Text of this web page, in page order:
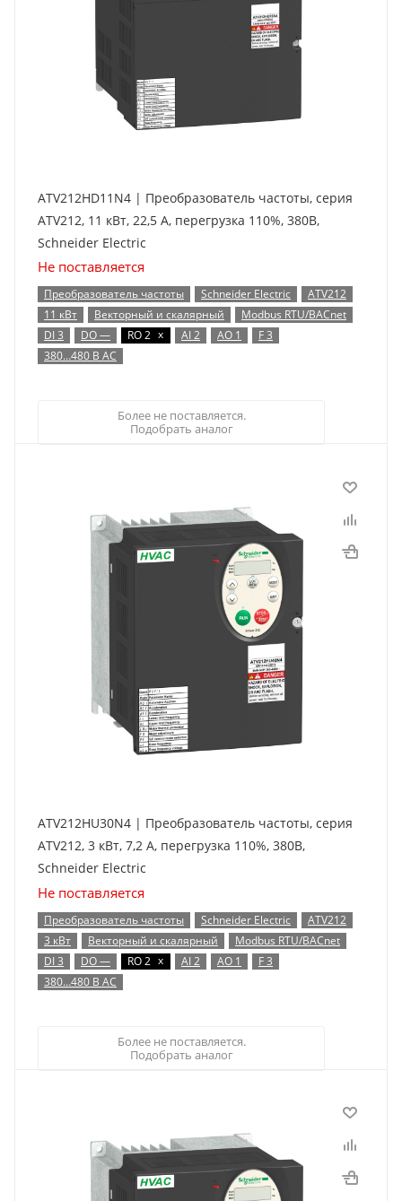
ATV212HD11N4 | Преобразователь частоты, серия
ATV212, 11 кВт, 22,5 А, перегрузка 110%, 380B,
Schneider Electric
Не поставляется
Преобразователь частоты Schneider Electric
ATV212
11 кВт
Векторный и скалярный
Modbus RTU/BACnet
DI 3
DO — RO 2 x AI 2 AO 1
F 3
380…480 В AC
Более не поставляется.
Подобрать аналог
ATV212HU30N4 | Преобразователь частоты, серия
ATV212, 3 кВт, 7,2 А, перегрузка 110%, 380B,
Schneider Electric
Не поставляется
Преобразователь частоты Schneider Electric
ATV212
3 кВт
Векторный и скалярный
Modbus RTU/BACnet
DI 3
DO — RO 2 x AI 2 AO 1
F 3
380…480 В AC
Более не поставляется.
Подобрать аналог